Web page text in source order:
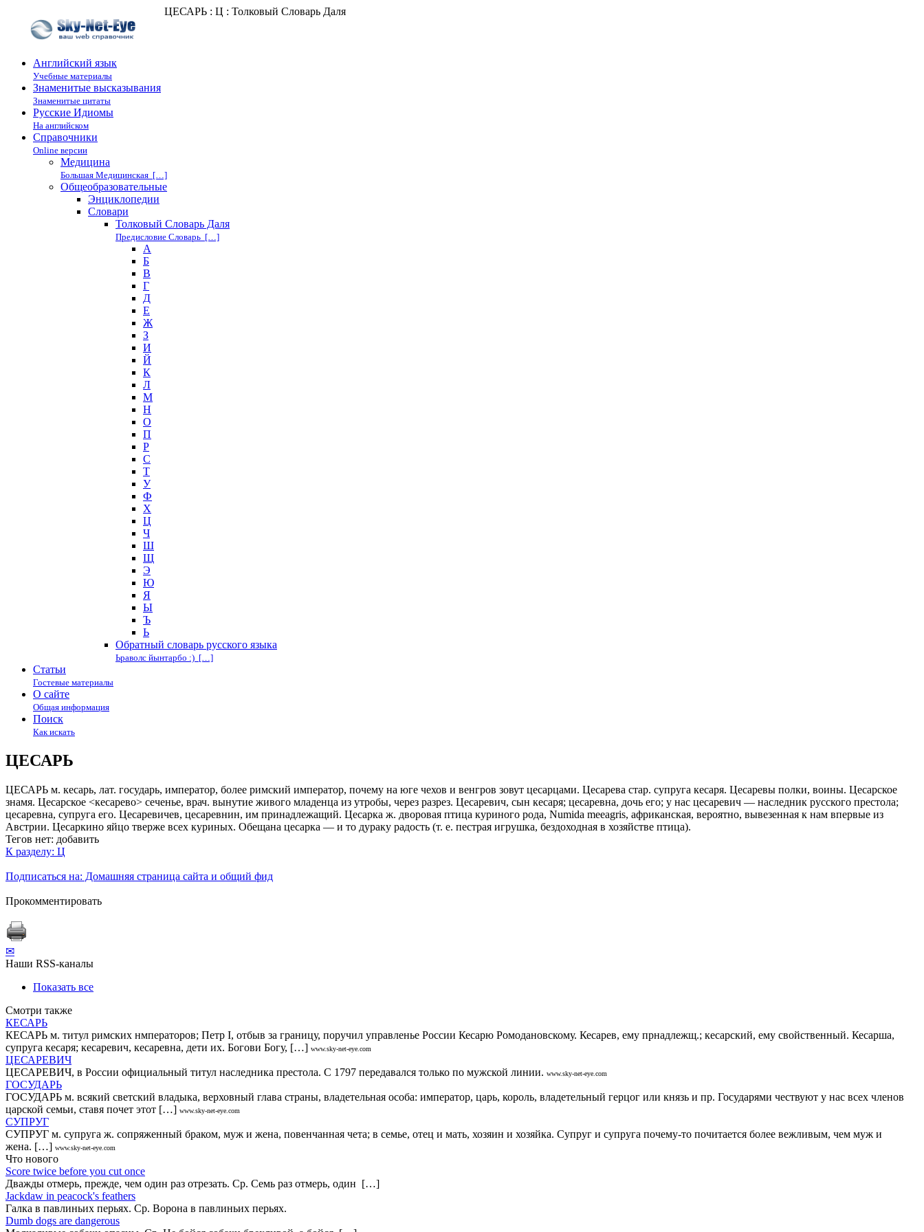
ЦЕСАРЬ : Ц : Толковый Словарь Даля
Английский язык
Учебные материалы
Знаменитые высказывания
Знаменитые цитаты
Русские Идиомы
На английском
Справочники
Online версии
Медицина
Большая Медицинская […]
Общеобразовательные
Энциклопедии
Cловари
Толковый Словарь Даля
Предисловие Словарь […]
А
Б
В
Г
Д
Е
Ж
З
И
Й
К
Л
М
Н
О
П
Р
С
Т
У
Ф
Х
Ц
Ч
Ш
Щ
Э
Ю
Я
Ы
Ъ
Ь
Обратный словарь русского языка
Ьраволс йынтарбо :) […]
Статьи
Гостевые материалы
О сайте
Общая информация
Поиск
Как искать
ЦЕСАРЬ
ЦЕСАРЬ м. кесарь, лат. государь, император, более римский император, почему на юге чехов и венгров зовут цесарцами. Цесарева стар. супруга кесаря. Цесаревы полки, воины. Цесарское
знамя. Цесарское <кесарево> сеченье, врач. вынутие живого младенца из утробы, через разрез. Цесаревич, сын кесаря; цесаревна, дочь его; у нас цесаревич — наследник русского престола;
цесаревна, супруга его. Цесаревичев, цесаревнин, им принадлежащий. Цесарка ж. дворовая птица куриного рода, Numida meeagris, африканская, вероятно, вывезенная к нам впервые из
Австрии. Цесаркино яйцо тверже всех куриных. Обещана цесарка — и то дураку радость (т. е. пестрая игрушка, бездоходная в хозяйстве птица).
Тегов нет: добавить
К разделу: Ц
Подписаться на: Домашняя страница сайта и общий фид
Прокомментировать
✉
Наши RSS-каналы
Показать все
Смотри также
КЕСАРЬ
КЕСАРЬ м. титул римских нмператоров; Петр I, отбыв за границу, поручил управленье России Кесарю Ромодановскому. Кесарев, ему прнадлежщ.; кесарский, ему свойственный. Кесарша,
супруга кесаря; кесаревич, кесаревна, дети их. Богови Богу, […] www.sky-net-eye.com
ЦЕСАРЕВИЧ
ЦЕСАРЕВИЧ, в России официальный титул наследника престола. С 1797 передавался только по мужской линии. www.sky-net-eye.com
ГОСУДАРЬ
ГОСУДАРЬ м. всякий светский владыка, верховный глава страны, владетельная особа: император, царь, король, владетельный герцог или князь и пр. Государями чествуют у нас всех членов
царской семьи, ставя почет этот […] www.sky-net-eye.com
СУПРУГ
СУПРУГ м. супруга ж. сопряженный браком, муж и жена, повенчанная чета; в семье, отец и мать, хозяин и хозяйка. Супруг и супруга почему-то почитается более вежливым, чем муж и
жена. […] www.sky-net-eye.com
Что нового
Score twice before you cut once
Дважды отмерь, прежде, чем один раз отрезать. Ср. Семь раз отмерь, один […]
Jackdaw in peacock's feathers
Галка в павлиньих перьях. Ср. Ворона в павлиньих перьях.
Dumb dogs are dangerous